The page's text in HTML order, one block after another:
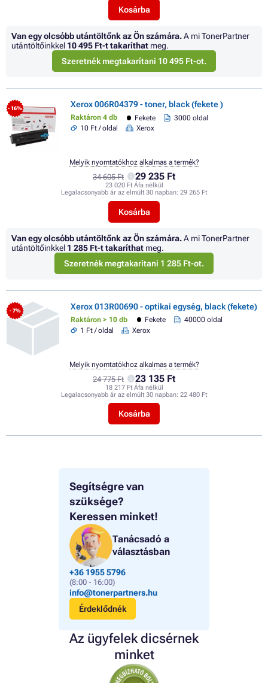
Segítségre van
szüksége?
Keressen minket!
Tanácsadó a
választásban
+36 1955 5796
(8:00 - 16:00)
info@tonerpartners.hu
Érdeklődnék
Az ügyfelek dicsérnek
minket
Kosárba
Van egy olcsóbb utántöltőnk az Ön számára.A mi TonerPartner
utántöltőinkkel 10 495 Ft-t takaríthat meg.
Szeretnék megtakarítani 10 495 Ft-ot.
- 16% Xerox 006R04379 - toner, black (fekete )
Raktáron 4 db Fekete
3000 oldal
10 Ft / oldal
Xerox
34 605 Ft 29 235 Ft
23 020 Ft Áfa nélkül
Legalacsonyabb ár az elmúlt 30 napban: 29 265 Ft
Kosárba
Melyik nyomtatókhoz alkalmas a termék?
Van egy olcsóbb utántöltőnk az Ön számára.A mi TonerPartner
utántöltőinkkel 1 285 Ft-t takaríthat meg.
Szeretnék megtakarítani 1 285 Ft-ot.
- 7% Xerox 013R00690 - optikai egység, black (fekete)
Raktáron > 10 db Fekete
40000 oldal
1 Ft / oldal
Xerox
24 775 Ft 23 135 Ft
18 217 Ft Áfa nélkül
Legalacsonyabb ár az elmúlt 30 napban: 22 480 Ft
Kosárba
Melyik nyomtatókhoz alkalmas a termék?